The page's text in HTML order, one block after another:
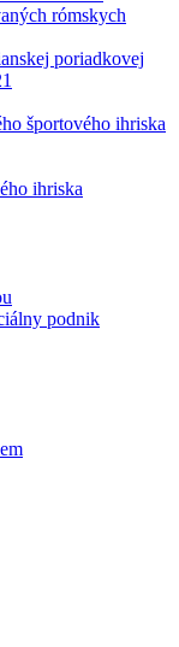
rómskych
poriadkovej
športového ihriska
ihriska
podnik